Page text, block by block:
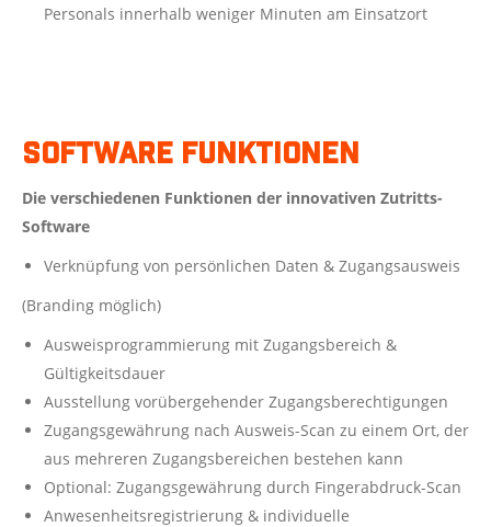
Personals innerhalb weniger Minuten am Einsatzort
Software Funktionen
Die verschiedenen Funktionen der innovativen Zutritts-
Software
Verknüpfung von persönlichen Daten & Zugangsausweis
(Branding möglich)
Ausweisprogrammierung mit Zugangsbereich &
Gültigkeitsdauer
Ausstellung vorübergehender Zugangsberechtigungen
Zugangsgewährung nach Ausweis-Scan zu einem Ort, der
aus mehreren Zugangsbereichen bestehen kann
Optional: Zugangsgewährung durch Fingerabdruck-Scan
Anwesenheitsregistrierung & individuelle